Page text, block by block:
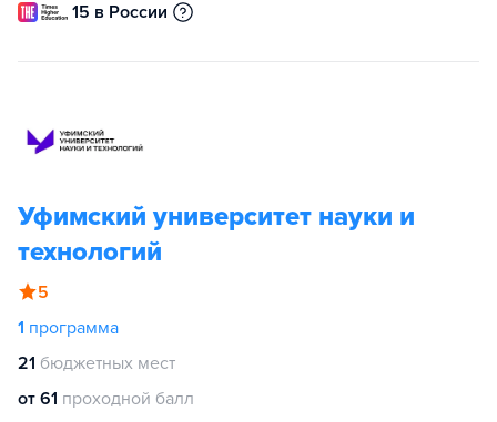
15 в России
Уфимский университет науки и
технологий
5
1 программа
21 бюджетных мест
от 61 проходной балл